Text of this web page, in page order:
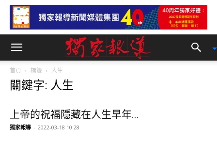
首頁 標籤 人生
關鍵字: 人生
上帝的祝福隱藏在人生早年...
獨家報導 - 2022-03-18 10:28